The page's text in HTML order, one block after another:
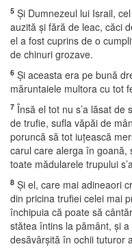
5 Şi Dumnezeul lui Israil,
auzită şi fără de leac, căci
el a fost cuprins de o
de chinuri grozave.
6 Şi aceasta era pe bună
măruntaiele multora cu tot
7 Însă el tot nu s’a lăsat
de trufie, sufla văpăi de
poruncă să tot iuţească
carul care alerga în goană,
toate mădularele trupului
8 Şi el, care mai adineaori
din pricina trufiei celei mai
închipuia că poate să
stătea întins la pământ, şi
desăvârşită în ochii tuturor